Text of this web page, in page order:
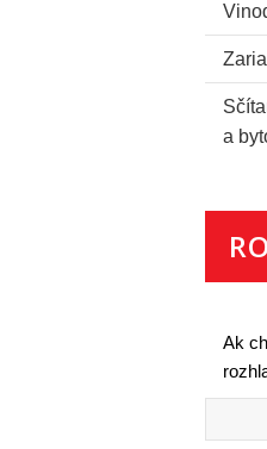
a
Ak